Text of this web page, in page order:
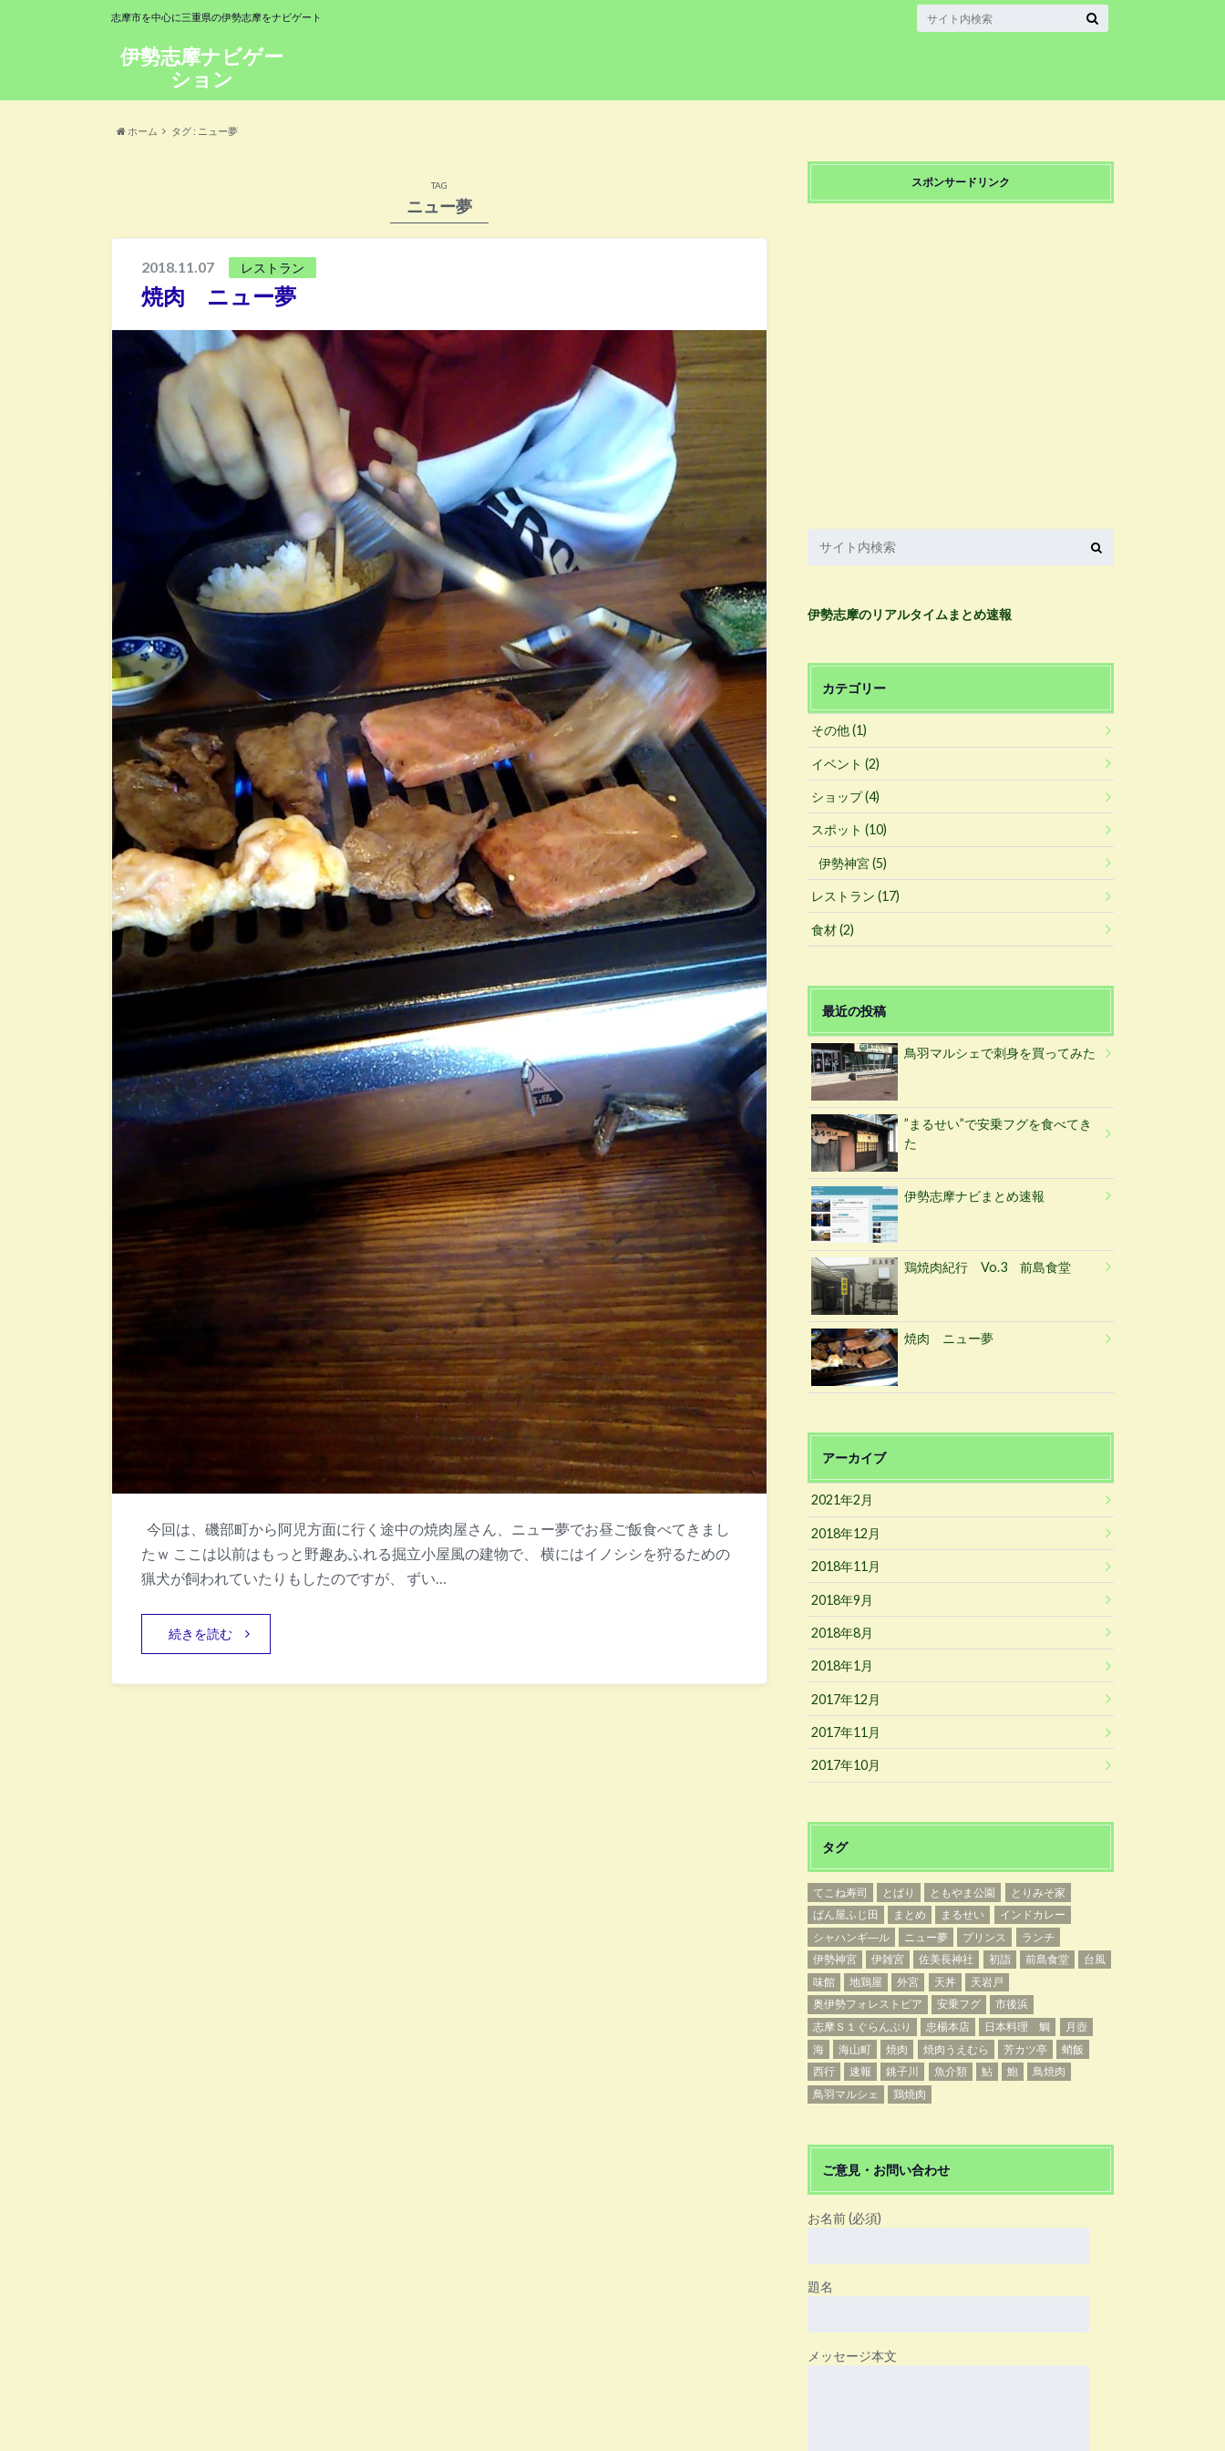
伊勢志摩ナビゲー
ション
志摩市を中心に三重県の伊勢志摩をナビゲート
ホーム タグ : ニュー夢
TAG
ニュー夢
2018.11.07 レストラン
焼肉 ニュー夢
今回は、磯部町から阿児方面に行く途中の焼肉屋さん、ニュー夢でお昼ご飯食べてきまし
たｗ ここは以前はもっと野趣あふれる掘立小屋風の建物で、 横にはイノシシを狩るための
猟犬が飼われていたりもしたのですが、 ずい…
続きを読む
スポンサードリンク
伊勢志摩のリアルタイムまとめ速報
カテゴリー
その他(1)
イベント(2)
ショップ(4)
スポット(10)
伊勢神宮(5)
レストラン(17)
食材(2)
最近の投稿
鳥羽マルシェで刺身を買ってみた
”まるせい”で安乗フグを食べてき
た
伊勢志摩ナビまとめ速報
鶏焼肉紀行 Vo.3 前島食堂
焼肉 ニュー夢
アーカイブ
2021年2月
2018年12月
2018年11月
2018年9月
2018年8月
2018年1月
2017年12月
2017年11月
2017年10月
タグ
てこね寿司 とばり ともやま公園
とりみそ家
ぱん屋ふじ田
まとめ まるせい
インドカレー
シャハンギ―ル
ニュー夢 プリンス
ランチ
伊勢神宮
伊雑宮 佐美長神社 初詣 前島食堂
台風
味館
地鶏屋 外宮 天丼
天岩戸
奥伊勢フォレストピア
安乗フグ
市後浜
志摩Ｓ１ぐらんぷり
忠楊本店 日本料理 鯛
月壺
海
海山町 焼肉 焼肉うえむら 芳カツ亭
蛸飯
西行
速報 銚子川 魚介類 鮎 鮑
鳥焼肉
鳥羽マルシェ
鶏焼肉
ご意見・お問い合わせ
お名前 (必須)
題名
メッセージ本文